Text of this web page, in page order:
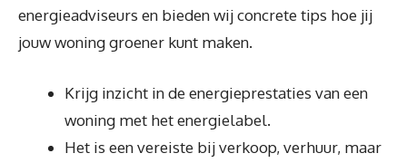
energieadviseurs en bieden wij concrete tips hoe jij
jouw woning groener kunt maken.
Krijg inzicht in de energieprestaties van een
woning met het energielabel.
Het is een vereiste bij verkoop, verhuur, maar